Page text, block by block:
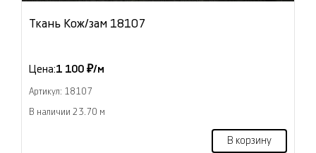
Ткань Кож/зам 18107
Цена:1 100 ₽/м
Артикул: 18107
В наличии 23.70 м
В корзину